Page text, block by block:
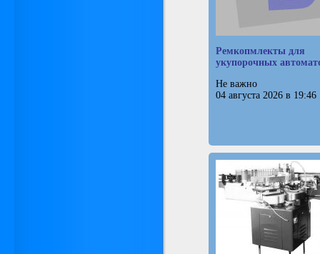
Ремкопмлекты для
укупорочных
Не важно
04 августа 2026 в 19:46